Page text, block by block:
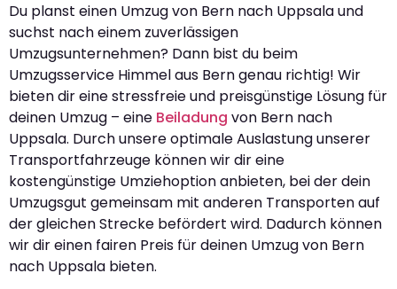
Du planst einen Umzug von Bern nach Uppsala und
suchst nach einem zuverlässigen
Umzugsunternehmen? Dann bist du beim
Umzugsservice Himmel aus Bern genau richtig! Wir
bieten dir eine stressfreie und preisgünstige Lösung für
deinen Umzug – eine Beiladung von Bern nach
Uppsala. Durch unsere optimale Auslastung unserer
Transportfahrzeuge können wir dir eine
kostengünstige Umziehoption anbieten, bei der dein
Umzugsgut gemeinsam mit anderen Transporten auf
der gleichen Strecke befördert wird. Dadurch können
wir dir einen fairen Preis für deinen Umzug von Bern
nach Uppsala bieten.